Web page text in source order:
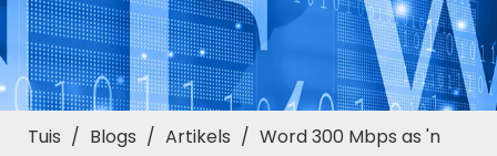
Tuis / Blogs / Artikels / Word 300 Mbps as 'n